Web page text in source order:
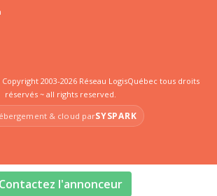
Contactez l'annonceur
2003-2026 Réseau LogisQuébec tous droits
réservés ~ all rights reserved.
& cloud parSYSPARK